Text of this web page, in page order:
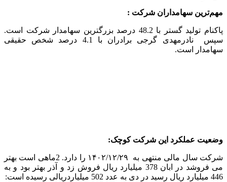
مهم‌ترین سهامداران شرکت :
پاکنام تولید گستر با 48.2 درصد بزرگترین سهامدار شرکت است.
سپس نادرمهدی گرجی برادران با 4.1 درصد شخص حقیقی
سهامدار است.
وضعیت عملکرد این شرکت کوچک:
شرکت سال مالی منتهی به ۱۴۰۲/۱۲/۲۹ را دارد. 2ماهی است بهتر
می فروشد در ابان 378 میلیارد ریال فروش زد و آذر بهتر بود و به
446 میلیارد ریال رسید در دی به عدد 502 میلیاردریالی رسیده است: